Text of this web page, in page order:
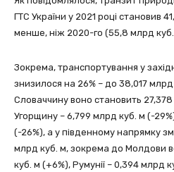
ГТС України у 2021 році становив
менше, ніж 2020-го (55,8 млрд
Зокрема, транспортування у
знизилося на 26% – до 38,017
Словаччину воно становить
Угорщину – 6,799 млрд куб. м (-
(-26%), а у південному напрямку
млрд куб. м, зокрема до Молдови
куб. м (+6%), Румунії – 0,394 млрд